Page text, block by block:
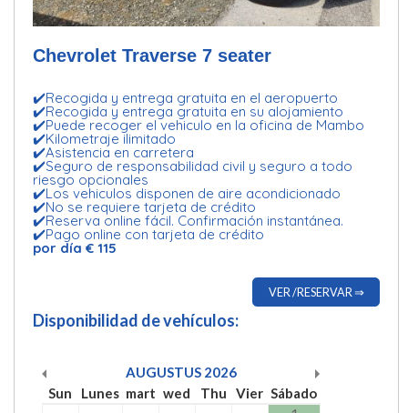
Chevrolet Traverse 7 seater
✔️Recogida y entrega gratuita en el aeropuerto
✔️Recogida y entrega gratuita en su alojamiento
✔️Puede recoger el vehiculo en la oficina de Mambo
✔️Kilometraje ilimitado
✔️Asistencia en carretera
✔️Seguro de responsabilidad civil y seguro a todo
riesgo opcionales
✔️Los vehiculos disponen de aire acondicionado
✔️No se requiere tarjeta de crédito
✔️Reserva online fácil. Confirmación instantánea.
✔️Pago online con tarjeta de crédito
por día € 115
VER /RESERVAR ⇒
Disponibilidad de vehículos:
AUGUSTUS 2026
Sun
Lunes mart wed Thu Vier Sábado